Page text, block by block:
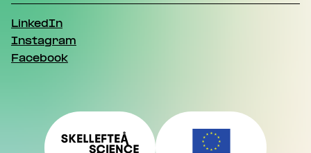
LinkedIn
Instagram
Facebook